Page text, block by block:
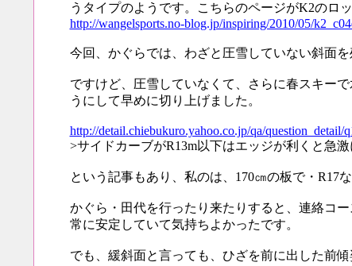
うタイプのようです。こちらのページがK2のロ
http://wangelsports.no-blog.jp/inspiring/2010/05/
今回、かぐらでは、わざと圧雪していない斜面
ですけど、圧雪していなくて、さらに春スキー
うにして早めに切り上げました。
http://detail.chiebukuro.yahoo.co.jp/qa/question_detail/
>サイドカーブがR13m以下はエッジが利くと急
という記事もあり、私のは、170㎝の板で・R17
かぐら・田代を行ったり来たりすると、連絡コ
常に安定していて気持ちよかったです。
でも、緩斜面と言っても、ひざを前に出した前